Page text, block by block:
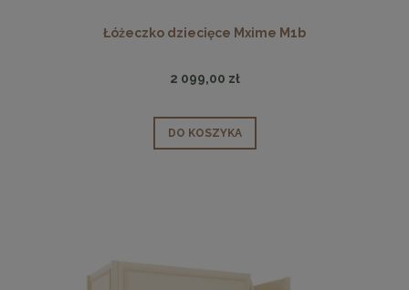
Łóżeczko dziecięce Mxime M1b
2 099,00 zł
DO KOSZYKA